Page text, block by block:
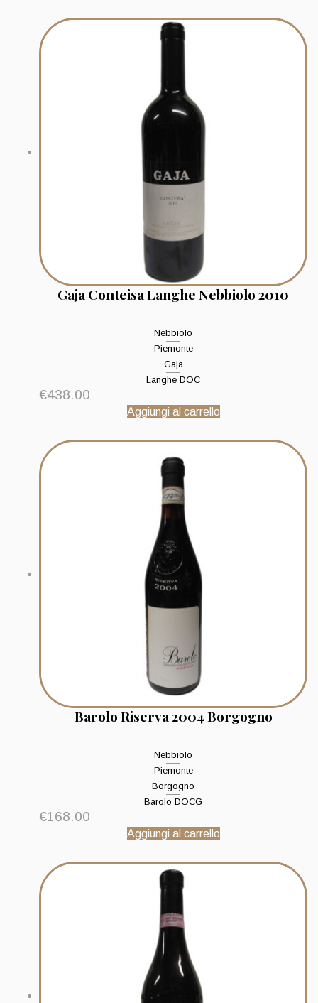
Gaja Conteisa Langhe Nebbiolo 2010
Nebbiolo
Piemonte
Gaja
Langhe DOC
€438.00
Aggiungi al carrello
Barolo Riserva 2004 Borgogno
Nebbiolo
Piemonte
Borgogno
Barolo DOCG
€168.00
Aggiungi al carrello